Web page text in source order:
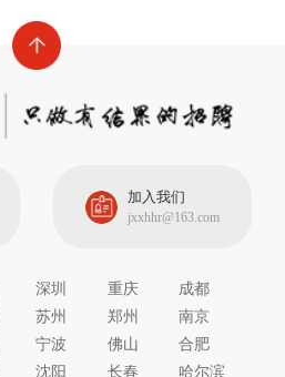
加入我们
jxxhhr@163.com
深圳 重庆
成都
苏州 郑州
南京
宁波 佛山
合肥
沈阳 长春
哈尔滨